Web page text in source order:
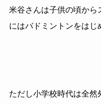
米谷さんは子供の頃から
にはバドミントンをはじ
ただし小学校時代は全